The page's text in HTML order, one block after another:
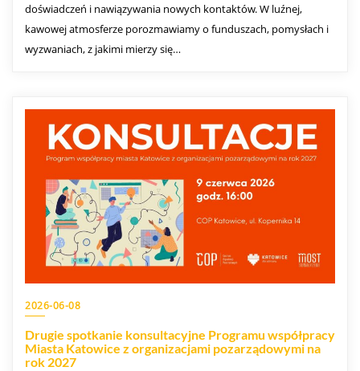
doświadczeń i nawiązywania nowych kontaktów. W luźnej,
kawowej atmosferze porozmawiamy o funduszach, pomysłach i
wyzwaniach, z jakimi mierzy się…
2026-06-08
Drugie spotkanie konsultacyjne Programu współpracy
Miasta Katowice z organizacjami pozarządowymi na
rok 2027